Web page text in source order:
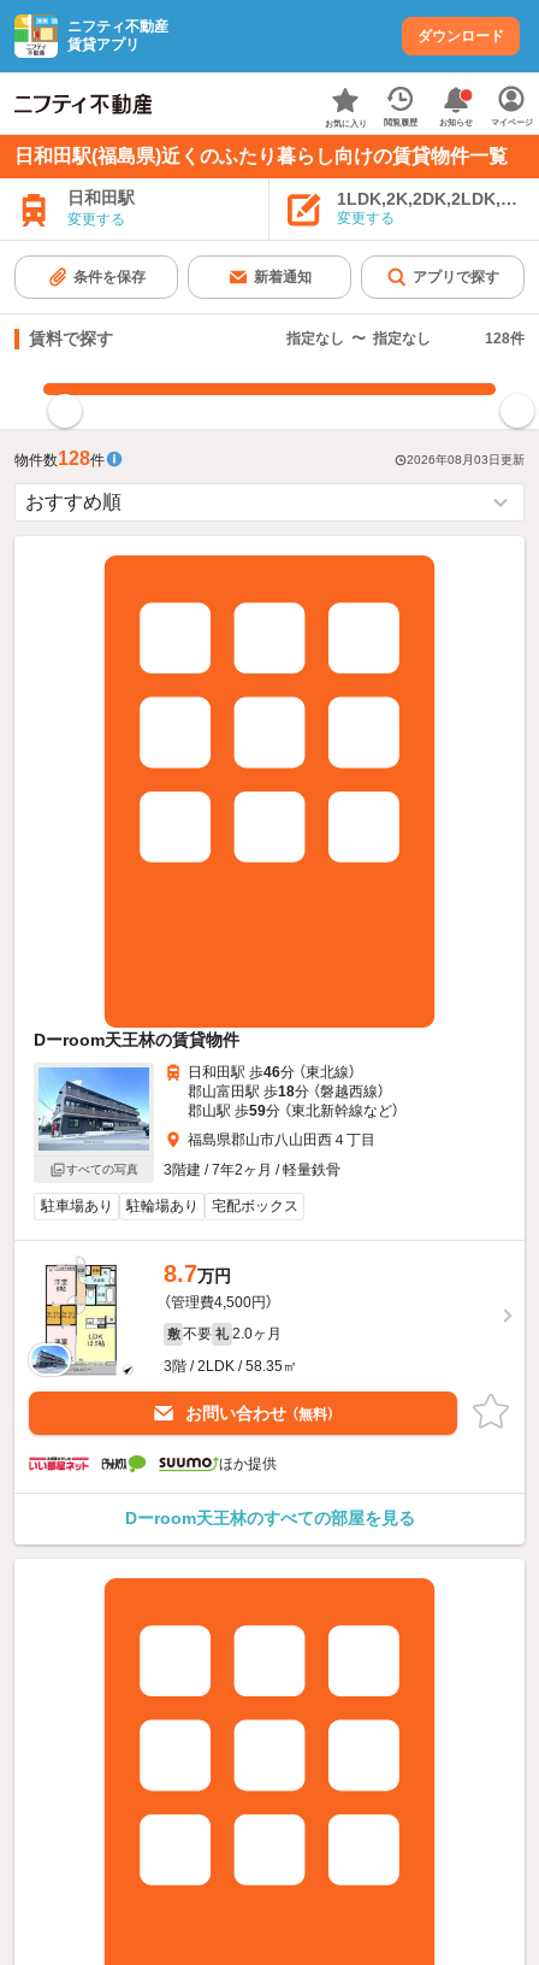
ニフティ不動産
賃貸アプリ
ダウンロード
お気に入り 閲覧履歴 お知らせ マイページ
日和田駅(福島県)近くのふたり暮らし向けの賃貸物件一覧
日和田駅
変更する 変更する
条件を保存 新着通知 アプリで探す
賃料で探す 指定なし 〜 指定なし 128件
物件数128件 2026年08月03日更新
Dーroom天王林の賃貸物件
すべての写真
日和田駅 歩46分 （東北線）
郡山富田駅 歩18分 （磐越西線）
郡山駅 歩59分 （東北新幹線など）
福島県郡山市八山田西４丁目
3階建 / 7年2ヶ月 / 軽量鉄骨
駐車場あり 駐輪場あり 宅配ボックス
8.7万円
（管理費4,500円）
敷 不要 礼 2.0ヶ月
3階 / 2LDK / 58.35㎡
お問い合わせ （無料）
ほか提供
Dーroom天王林のすべての部屋を見る